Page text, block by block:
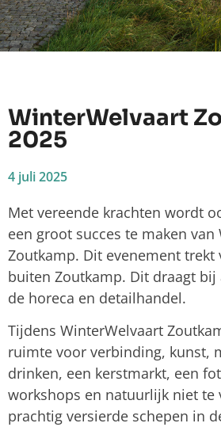
WinterWelvaart
2025
4 juli 2025
Met vereende krachten wordt
een groot succes te maken
Zoutkamp. Dit evenement trekt
buiten Zoutkamp. Dit draagt bij
de horeca en detailhandel.
Tijdens WinterWelvaart
ruimte voor verbinding, kunst,
drinken, een kerstmarkt, een
workshops en natuurlijk niet te
prachtig versierde schepen in